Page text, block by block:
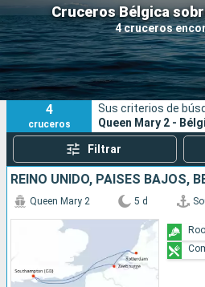
Cruceros Bélgica
4 cruceros
Nuestros destinos
Fecha de salida
Puertos
4
cruceros
Sus criterios de
Queen Mary 2 -
Filtrar
REINO UNIDO, PAISES BAJOS,
Queen Mary 2 5 d